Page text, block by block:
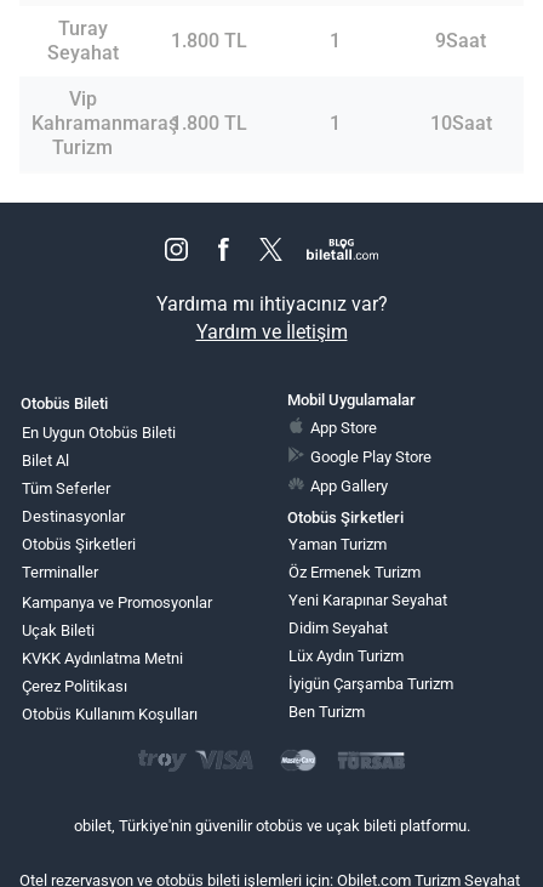
Turay
Seyahat
1.800 TL 1 9Saat
Vip
Kahramanmaraş
Turizm
1.800 TL 1 10Saat
Yardıma mı ihtiyacınız var?
Yardım ve İletişim
Otobüs Bileti
En Uygun Otobüs Bileti
Bilet Al
Tüm Seferler
Destinasyonlar
Otobüs Şirketleri
Terminaller
Kampanya ve Promosyonlar
Uçak Bileti
KVKK Aydınlatma Metni
Çerez Politikası
Otobüs Kullanım Koşulları
Mobil Uygulamalar
App Store
Google Play Store
App Gallery
Otobüs Şirketleri
Yaman Turizm
Öz Ermenek Turizm
Yeni Karapınar Seyahat
Didim Seyahat
Lüx Aydın Turizm
İyigün Çarşamba Turizm
Ben Turizm
obilet, Türkiye'nin güvenilir otobüs ve uçak bileti platformu.
Otel rezervasyon ve otobüs bileti işlemleri için: Obilet.com Turizm Seyahat